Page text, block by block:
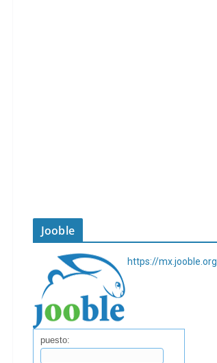
Jooble
https://mx.jooble.org
puesto: